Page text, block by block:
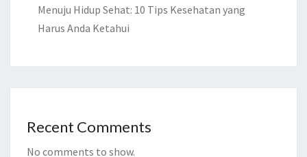
Menuju Hidup Sehat: 10 Tips Kesehatan yang
Harus Anda Ketahui
Recent Comments
No comments to show.